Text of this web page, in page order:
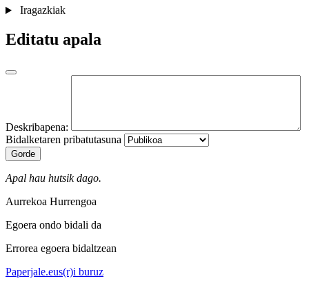
Iragazkiak
Editatu apala
Deskribapena:
Bidalketaren pribatutasuna
Gorde
Apal hau hutsik dago.
Aurrekoa Hurrengoa
Egoera ondo bidali da
Errorea egoera bidaltzean
Paperjale.eus(r)i buruz